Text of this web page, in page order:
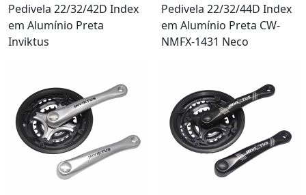
Pedivela 22/32/42D Index
em Alumínio Preta
Inviktus
Pedivela 22/32/44D Index
em Alumínio Preta CW-
NMFX-1431 Neco